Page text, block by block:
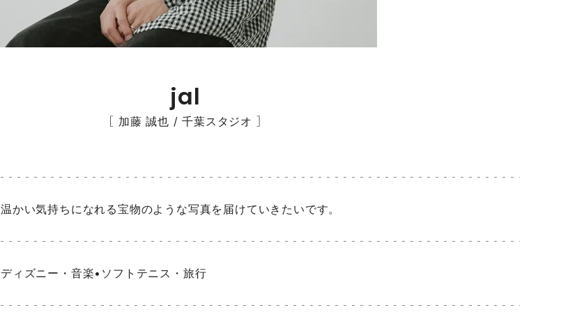
jal
［ 加藤 誠也 / 千葉スタジオ ］
温かい気持ちになれる宝物のような写真を届けていきたいです。
ディズニー・音楽•ソフトテニス・旅行